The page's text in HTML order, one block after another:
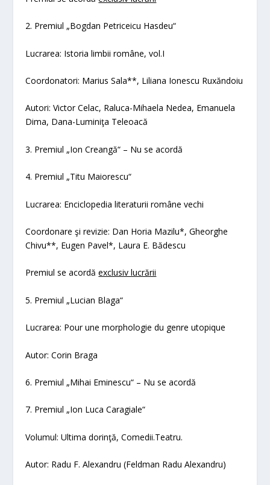
2. Premiul „Bogdan Petriceicu Hasdeu“
Lucrarea: Istoria limbii române, vol.I
Coordonatori: Marius Sala**, Liliana Ionescu Ruxăndoiu
Autori: Victor Celac, Raluca-Mihaela Nedea, Emanuela
Dima, Dana-Luminiţa Teleoacă
3. Premiul „Ion Creangă“ – Nu se acordă
4. Premiul „Titu Maiorescu“
Lucrarea: Enciclopedia literaturii române vechi
Coordonare şi revizie: Dan Horia Mazilu*, Gheorghe
Chivu**, Eugen Pavel*, Laura E. Bădescu
Premiul se acordăexclusiv lucrării
5. Premiul „Lucian Blaga“
Lucrarea: Pour une morphologie du genre utopique
Autor: Corin Braga
6. Premiul „Mihai Eminescu“ – Nu se acordă
7. Premiul „Ion Luca Caragiale“
Volumul:Ultima dorinţă, Comedii.Teatru.
Autor: Radu F. Alexandru (Feldman Radu Alexandru)